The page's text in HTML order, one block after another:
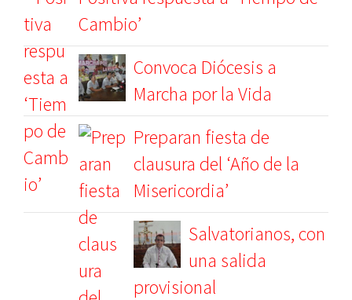
Cambio’
Convoca Diócesis a
Marcha por la Vida
Preparan fiesta de
clausura del ‘Año de la
Misericordia’
Salvatorianos, con
una salida
provisional